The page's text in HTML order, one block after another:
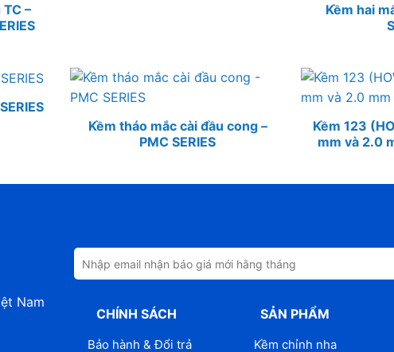
–
Kềm hai
Kềm tháo mắc cài đầu cong –
PMC SERIES
Kềm 123
mm và 2.0
Nam
CHÍNH SÁCH
Bảo hành & Đổi trả
SẢN PHẨM
Kềm chỉnh nha